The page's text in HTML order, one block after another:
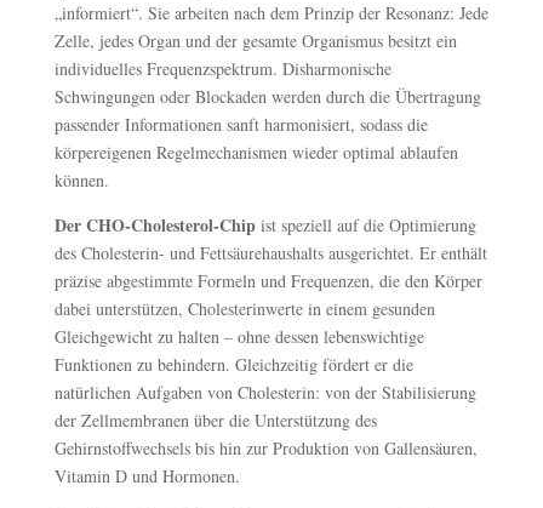
„informiert“. Sie arbeiten nach dem Prinzip der Resonanz: Jede
Zelle, jedes Organ und der gesamte Organismus besitzt ein
individuelles Frequenzspektrum. Disharmonische
Schwingungen oder Blockaden werden durch die Übertragung
passender Informationen sanft harmonisiert, sodass die
körpereigenen Regelmechanismen wieder optimal ablaufen
können.
Der CHO-Cholesterol-Chipist speziell auf die Optimierung
des Cholesterin- und Fettsäurehaushalts ausgerichtet. Er enthält
präzise abgestimmte Formeln und Frequenzen, die den Körper
dabei unterstützen, Cholesterinwerte in einem gesunden
Gleichgewicht zu halten – ohne dessen lebenswichtige
Funktionen zu behindern. Gleichzeitig fördert er die
natürlichen Aufgaben von Cholesterin: von der Stabilisierung
der Zellmembranen über die Unterstützung des
Gehirnstoffwechsels bis hin zur Produktion von Gallensäuren,
Vitamin D und Hormonen.